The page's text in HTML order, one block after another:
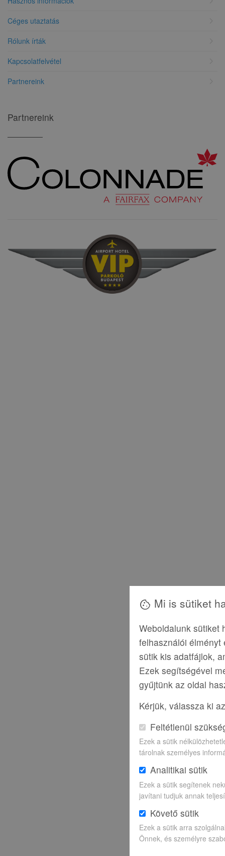
Céges utaztatás
Rólunk írták
Kapcsolatfelvétel
Partnereink
Partnereink
cookie Mi is sütiket
Weboldalunk sütiket
felhasználói
sütik kis adatfájlok,
Ezek segítségével
gyűjtünk az oldal
Kérjük, válassza ki
Feltétlenül
Ezek a sütik
tárolnak személyes
Analitikai sütik
Ezek a sütik segítenek
javítani tudjuk annak
Követő sütik
Ezek a sütik arra
Önnek, és személyre